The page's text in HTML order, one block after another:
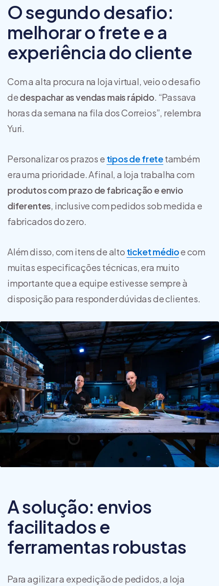
O segundo desafio:
melhorar o frete e a
experiência do cliente
Com a alta procura na loja virtual, veio o desafio
dedespachar as vendas mais rápido. “Passava
horas da semana na fila dos Correios”, relembra
Yuri.
Personalizar os prazos e tipos de fretetambém
era uma prioridade. Afinal, a loja trabalha com
produtos com prazo de fabricação e envio
diferentes, inclusive com pedidos sob medida e
fabricados do zero.
Além disso, com itens de alto ticket médioe com
muitas especificações técnicas, era muito
importante que a equipe estivesse sempre à
disposição para responder dúvidas de clientes.
A solução: envios
facilitados e
ferramentas robustas
Para agilizar a expedição de pedidos, a loja